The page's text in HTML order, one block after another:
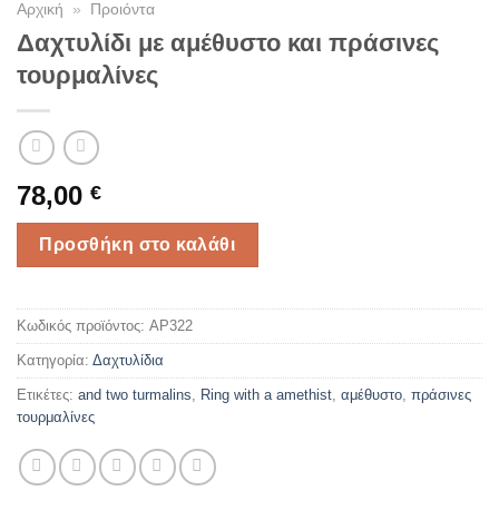
Αρχική » Προιόντα
Δαχτυλίδι με αμέθυστο και πράσινες
τουρμαλίνες
78,00 €
Προσθήκη στο καλάθι
Κωδικός προϊόντος: AP322
Κατηγορία: Δαχτυλίδια
Ετικέτες: and two turmalins, Ring with a amethist, αμέθυστο, πράσινες
τουρμαλίνες